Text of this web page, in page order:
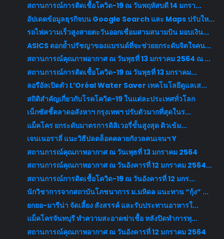
สถานการณ์การติดเชื้อโควิด-19 ณ วันพฤหัสบดี 14 มกรา...
อัปเดตข้อมูลธุรกิจบน Google Search และ Maps ปรับให...
รถไฟความเร็วสูงสายตะวันออกเชื่อมสามสนามบิน มอบเงิน...
ASICS ตอกย้ำปรัชญาของแบรนด์ที่จะช่วยยกระดับจิตใจคน...
สถานการณ์คุณภาพอากาศ ณ วันพุธที่ 13 มกราคม 2564 ณ ...
สถานการณ์การติดเชื้อโควิด-19 ณ วันพุธที่ 13 มกราคม...
ลอรีอัลเปิดตัว L’Oréal Water Saver เทคโนโลยีดูแลเส...
สถิติสำคัญเกี่ยวกับโรคโควิด-19 ในแต่ละประเทศทั่วโลก
เน็กซัสชี้ตลาดอสังหาฯ กรุงเทพฯ ปรับตัวมากที่สุดในร...
แม็คโคร ยกระดับมาตรการดิลิเวอรี่ขั้นสูงสุด ติวเข้ม...
เจนเนอราลี่ แนะวิธีปลดล็อคคลายกังวลคนเจนฯ Y
สถานการณ์คุณภาพอากาศ ณ วันเพุธที่ 13 มกราคม 2564
สถานการณ์คุณภาพอากาศ ณ วันอังคารที่ 12 มกราคม 2564...
สถานการณ์การติดเชื้อโควิด-19 ณ วันอังคารที่ 12 มกร...
นักวิชาการจากสถาบันโภชนาการ ม.มหิดล แนะทาน “กุ้ง” ...
ยกยอ-มารีน่า จัดเลี้ยง สังสรรค์ และรับประทานอาหารใ...
แม็คโครจันทบุรี ทำความสะอาดฆ่าเชื้อ หลังปิดทำการทุ...
สถานการณ์คุณภาพอากาศ ณ วันอังคารที่ 12 มกราคม 2564